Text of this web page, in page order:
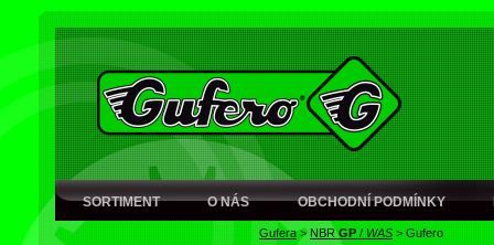
SORTIMENT O NÁS OBCHODNÍ PODMÍNKY
Gufera> NBRGP / WAS > Gufero